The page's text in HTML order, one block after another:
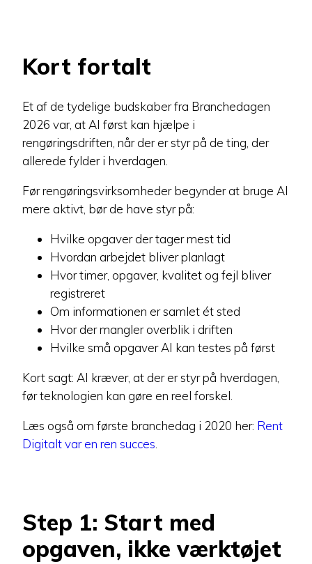
Kort fortalt
Et af de tydelige budskaber fra Branchedagen
2026 var, at AI først kan hjælpe i
rengøringsdriften, når der er styr på de ting, der
allerede fylder i hverdagen.
Før rengøringsvirksomheder begynder at bruge AI
mere aktivt, bør de have styr på:
Hvilke opgaver der tager mest tid
Hvordan arbejdet bliver planlagt
Hvor timer, opgaver, kvalitet og fejl bliver
registreret
Om informationen er samlet ét sted
Hvor der mangler overblik i driften
Hvilke små opgaver AI kan testes på først
Kort sagt: AI kræver, at der er styr på hverdagen,
før teknologien kan gøre en reel forskel.
Læs også om første branchedag i 2020 her: Rent
Digitalt var en ren succes.
Step 1: Start med
opgaven, ikke værktøjet